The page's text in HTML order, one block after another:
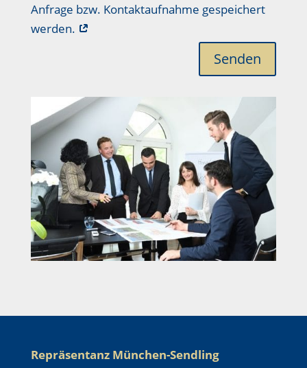
Anfrage bzw. Kontaktaufnahme gespeichert
werden.
Senden
Repräsentanz München-Sendling